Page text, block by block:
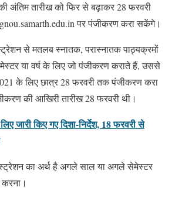
अंतिम तारीख को फिर से बढ़ाकर 28 फरवरी
पर पंजीकरण करा सकेंगे।
से मतलब स्नातक, परास्नातक पाठ्यक्रमों
या वर्ष के लिए जो पंजीकरण कराते हैं, उससे
के लिए छात्र 28 फरवरी तक पंजीकरण करा
की आखिरी तारीख 28 फरवरी थी।
जारी किए गए दिशा-निर्देश, 18 फरवरी से
का अर्थ है अगले साल या अगले सेमेस्टर
करना।